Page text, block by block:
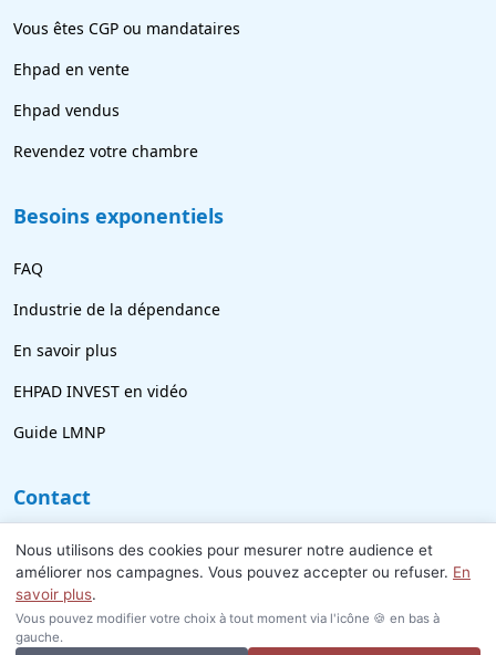
Vous êtes CGP ou mandataires
Ehpad en vente
Ehpad vendus
Revendez votre chambre
Besoins exponentiels
FAQ
Industrie de la dépendance
En savoir plus
EHPAD INVEST en vidéo
Guide LMNP
Contact
09 77 21 69 18
info@ehpad-invest.fr
Nous utilisons des cookies pour mesurer notre audience et
améliorer nos campagnes. Vous pouvez accepter ou refuser. En
savoir plus.
Vous pouvez modifier votre choix à tout moment via l'icône 🍪 en bas à
gauche.